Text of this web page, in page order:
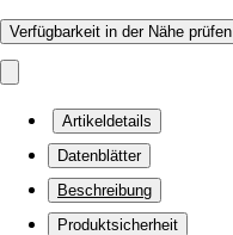
Verfügbarkeit in der Nähe prüfen
Artikeldetails
Datenblätter
Beschreibung
Produktsicherheit